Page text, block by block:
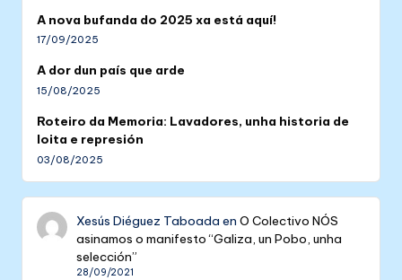
A nova bufanda do 2025 xa está aquí!
17/09/2025
A dor dun país que arde
15/08/2025
Roteiro da Memoria: Lavadores, unha historia de
loita e represión
03/08/2025
Xesús Diéguez Taboada enO Colectivo NÓS
asinamos o manifesto “Galiza, un Pobo, unha
selección”
28/09/2021